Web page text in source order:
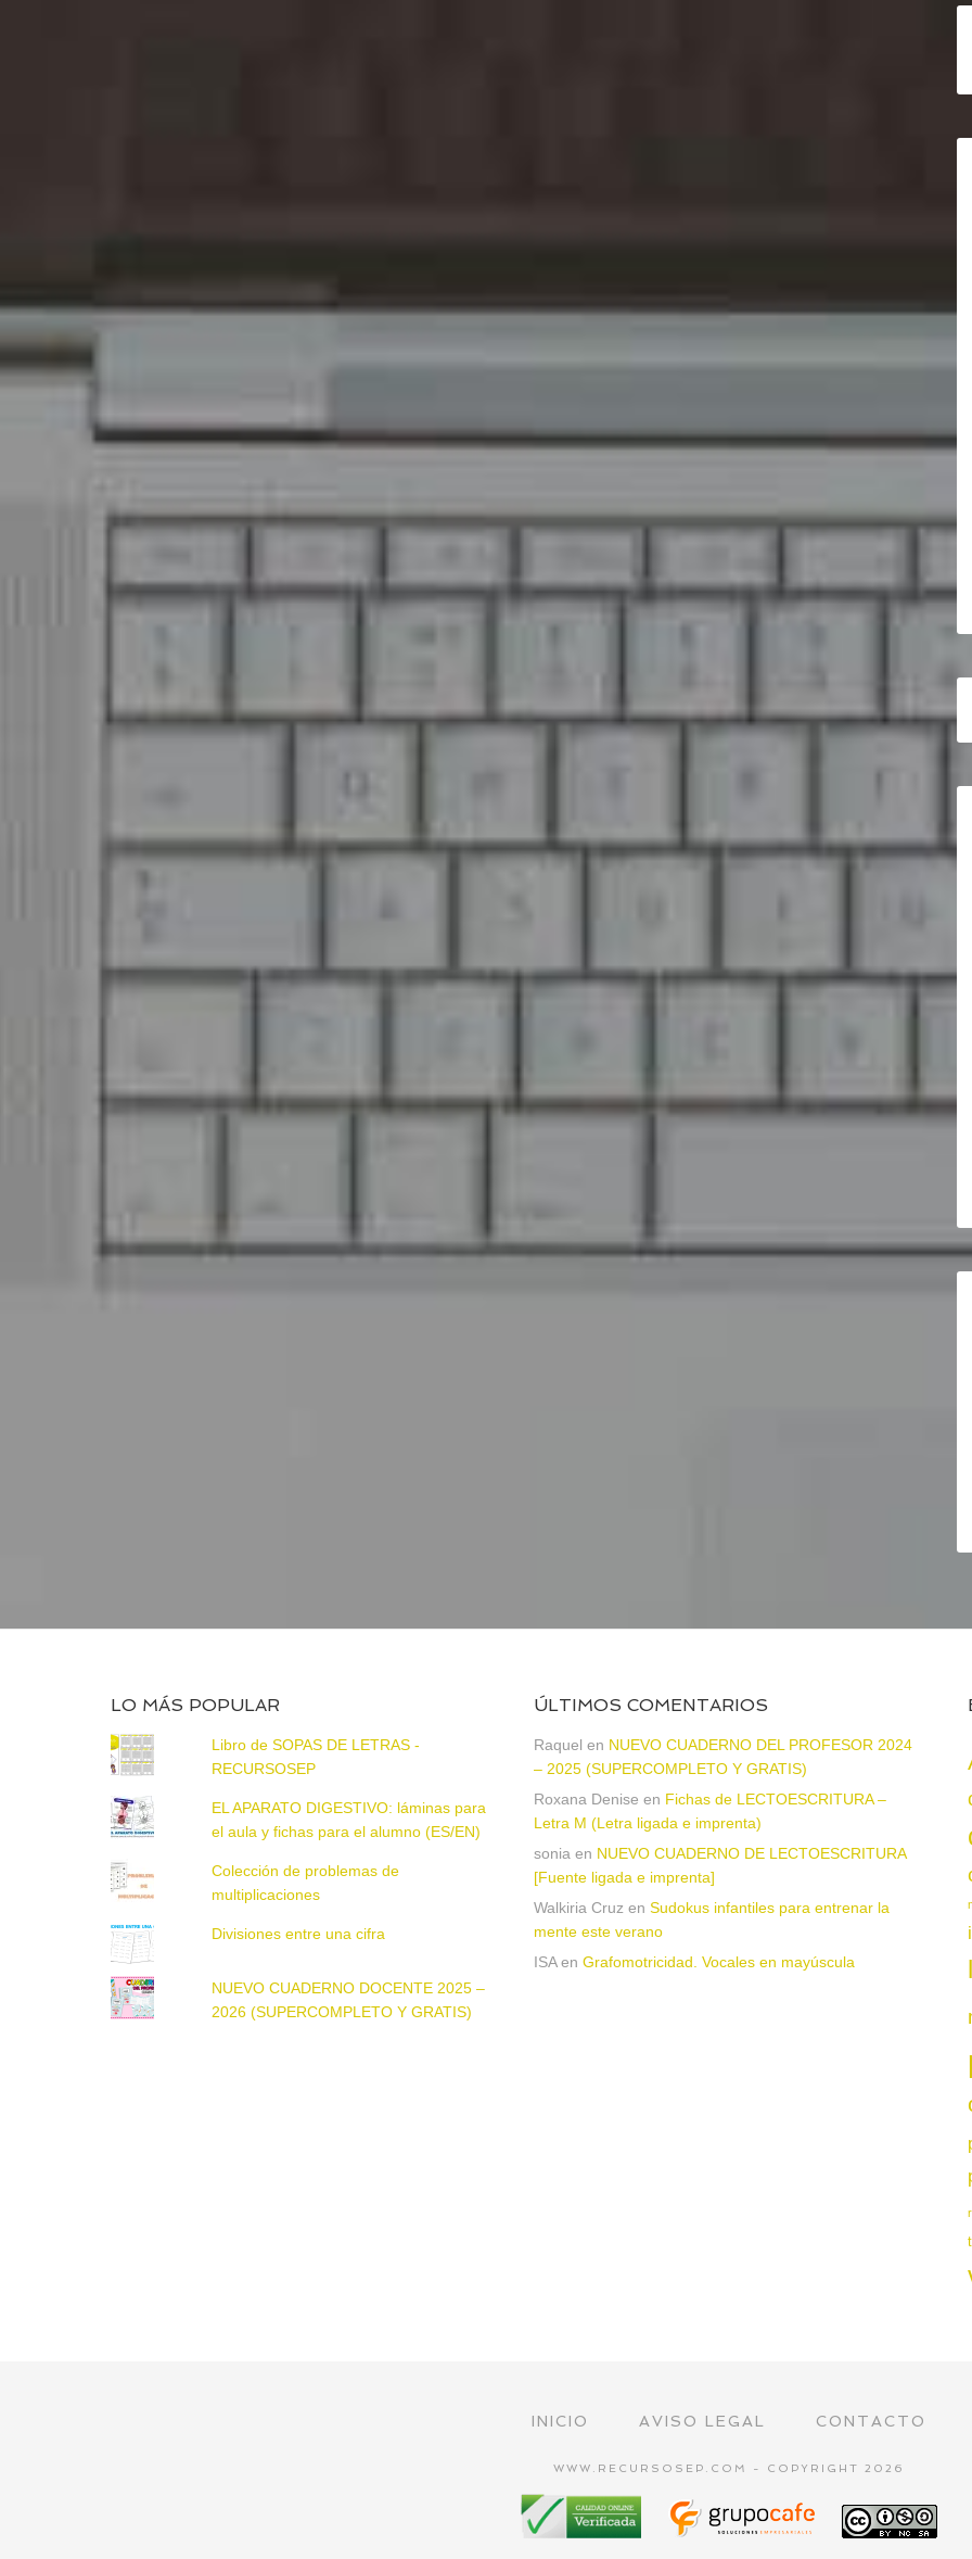
LO MÁS POPULAR
Libro de SOPAS DE LETRAS -
RECURSOSEP
EL APARATO DIGESTIVO: láminas para
el aula y fichas para el alumno (ES/EN)
Colección de problemas de
multiplicaciones
Divisiones entre una cifra
NUEVO CUADERNO DOCENTE 2025 –
2026 (SUPERCOMPLETO Y GRATIS)
ÚLTIMOS COMENTARIOS
Raquel en NUEVO CUADERNO DEL PROFESOR 2024
– 2025 (SUPERCOMPLETO Y GRATIS)
Roxana Denise en Fichas de LECTOESCRITURA –
Letra M (Letra ligada e imprenta)
sonia en NUEVO CUADERNO DE LECTOESCRITURA
[Fuente ligada e imprenta]
Walkiria Cruz en Sudokus infantiles para entrenar la
mente este verano
ISAen Grafomotricidad. Vocales en mayúscula
INICIO AVISO LEGAL CONTACTO
WWW.RECURSOSEP.COM - COPYRIGHT 2026